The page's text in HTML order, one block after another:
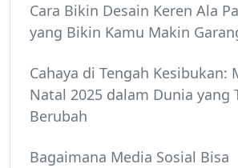
Cara Bikin Desain Keren Ala
yang Bikin Kamu Makin
Cahaya di Tengah Kesibukan:
Natal 2025 dalam Dunia yang
Berubah
Bagaimana Media Sosial Bisa